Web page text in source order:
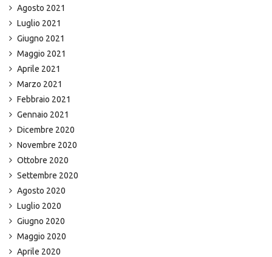
Agosto 2021
Luglio 2021
Giugno 2021
Maggio 2021
Aprile 2021
Marzo 2021
Febbraio 2021
Gennaio 2021
Dicembre 2020
Novembre 2020
Ottobre 2020
Settembre 2020
Agosto 2020
Luglio 2020
Giugno 2020
Maggio 2020
Aprile 2020